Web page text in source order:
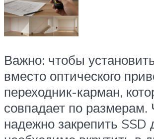
Важно: чтобы
вместо оптического
переходник-карман,
совпадает по размерам.
надежно закрепить SSD